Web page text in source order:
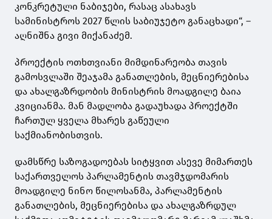
კონკრეტული ნაბიჯები, რასაც ასახავს
სამინისტროს 2027 წლის საბიუჯეტო განაცხადი“, –
აღნიშნა გივი მიქანაძემ.
პროექტის ოთხთვიანი მიმდინარეობა თავის
გამოსვლაში შეაჯამა განათლების, მეცნიერებისა
და ახალგაზრდობის მინისტრის მოადგილე ბაია
კვიციანმა. მან მადლობა გადაუხადა პროექტში
ჩართულ ყველა მხარეს გაწეული
საქმიანობისთვის.
დამსწრე საზოგადოებას სიტყვით ასევე მიმართეს
საქართველოს პარლამენტის თავმჯდომარის
მოადგილე ნინო წილოსანმა, პარლამენტის
განათლების, მეცნიერებისა და ახალგაზრდულ